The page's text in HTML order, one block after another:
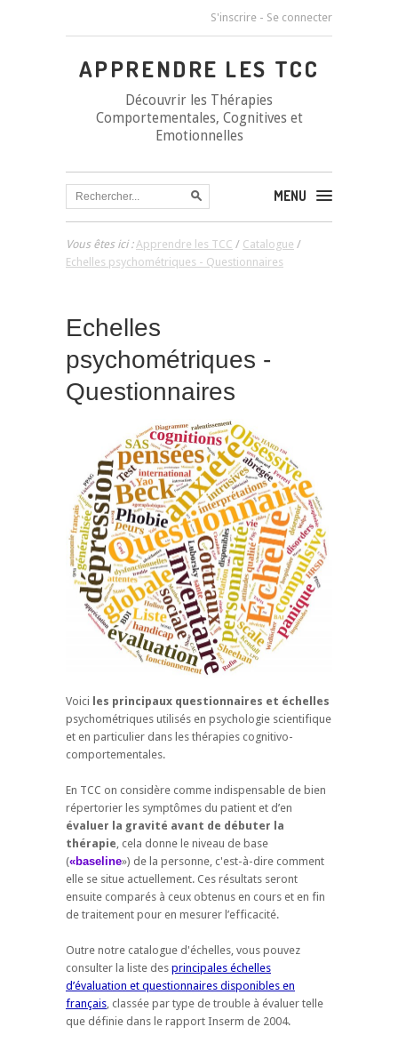
S'inscrire - Se connecter
APPRENDRE LES TCC
Découvrir les Thérapies
Comportementales, Cognitives et
Emotionnelles
MENU
Vous êtes ici :Apprendre les TCC / Catalogue /
Echelles psychométriques - Questionnaires
Echelles
psychométriques -
Questionnaires
Voici les principaux questionnaires et échelles
psychométriques utilisés en psychologie scientifique
et en particulier dans les thérapies cognitivo-
comportementales.
En TCC on considère comme indispensable de bien
répertorier les symptômes du patient et d’en
évaluer la gravité avant de débuter la
thérapie, cela donne le niveau de base
(«baseline») de la personne, c'est-à-dire comment
elle se situe actuellement. Ces résultats seront
ensuite comparés à ceux obtenus en cours et en fin
de traitement pour en mesurer l’efficacité.
Outre notre catalogue d'échelles, vous pouvez
consulter la liste des principales échelles
d’évaluation et questionnaires disponibles en
français, classée par type de trouble à évaluer telle
que définie dans le rapport Inserm de 2004.